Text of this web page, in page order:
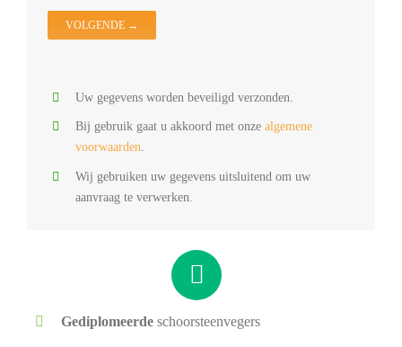
Uw gegevens worden beveiligd verzonden.
Bij gebruik gaat u akkoord met onze algemene
voorwaarden.
Wij gebruiken uw gegevens uitsluitend om uw
aanvraag te verwerken.
Gediplomeerde schoorsteenvegers